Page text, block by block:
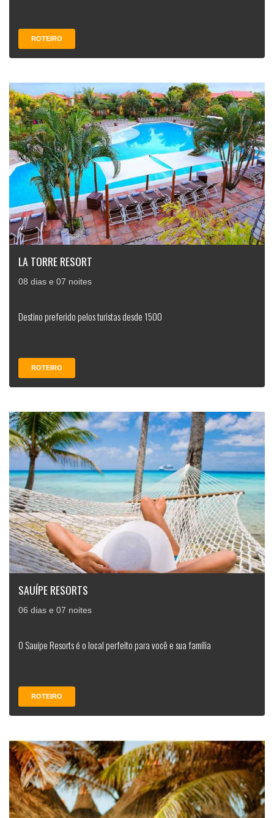
ROTEIRO
LA TORRE RESORT
08 dias e 07 noites
Destino preferido pelos turistas desde 1500
ROTEIRO
SAUÍPE RESORTS
06 dias e 07 noites
O Sauípe Resorts é o local perfeito para você e sua família
ROTEIRO